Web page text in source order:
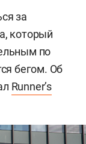
за
который
по
бегом. Об
Runner’s